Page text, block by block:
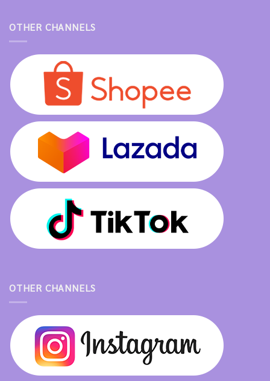
OTHER CHANNELS
OTHER CHANNELS